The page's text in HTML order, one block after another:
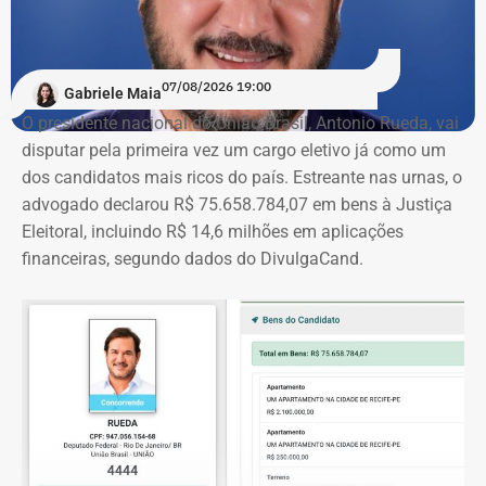
Naquele ano, o patrimônio era composto ainda por
aplicações financeiras, participações em empresas,
terrenos em Itaguaí, veículos e outros bens.
Já na declaração mais recente, além do imóvel, Fábio
Silva informou bens como uma lancha avaliada em R$
1,05 milhão, uma motocicleta Triumph Bobber de R$ 50
mil, um automóvel Honda Prelude de R$ 30 mil e um
relógio Rolex de R$ 25 mil.
Fábio Silva foi eleito deputado estadual em 2018 e
reeleito em 2022. Ele busca a reeleição na Assembleia
Legislativa do Rio (Alerj).
Gabriele Maia07/08/2026 19:00
O presidente nacional do União Brasil, Antonio Rueda, vai
disputar pela primeira vez um cargo eletivo já como um
dos candidatos mais ricos do país. Estreante nas urnas, o
advogado declarou R$ 75.658.784,07 em bens à Justiça
Eleitoral, incluindo R$ 14,6 milhões em aplicações
financeiras, segundo dados do DivulgaCand.